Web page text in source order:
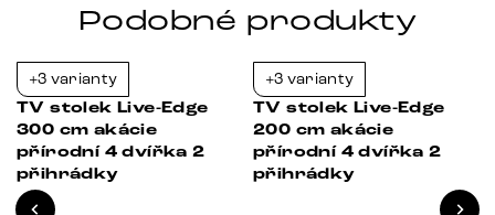
Podobné produkty
+3 varianty
TV stolek Live-Edge
300 cm akácie
přírodní 4 dvířka 2
přihrádky
+3 varianty
TV stolek Live-Edge
200 cm akácie
přírodní 4 dvířka 2
přihrádky